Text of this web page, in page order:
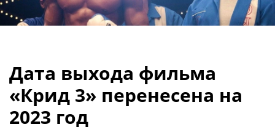
Дата выхода фильма
«Крид 3» перенесена на
2023 год